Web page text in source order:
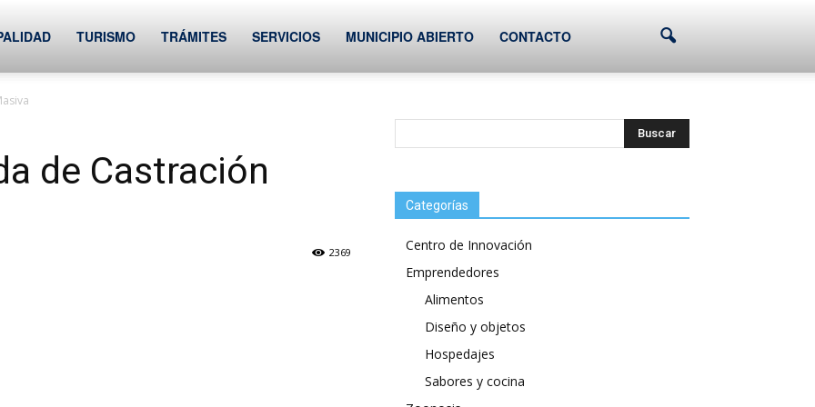
TURISMO TRÁMITES SERVICIOS MUNICIPIO ABIERTO CONTACTO
de Castración
2369
Categorías
Centro de Innovación
Emprendedores
Alimentos
Diseño y objetos
Hospedajes
Sabores y cocina